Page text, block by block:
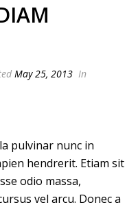
May 25, 2013 In
pulvinar nunc in
hendrerit. Etiam sit
odio massa,
vel arcu. Donec a